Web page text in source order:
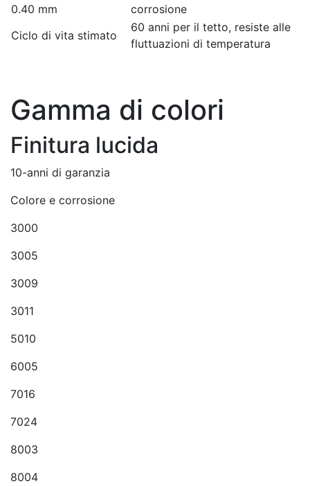
0.40 mm
corrosione
Ciclo di vita stimato
60 anni per il tetto, resiste alle
fluttuazioni di temperatura
Gamma di colori
Finitura lucida
10-anni di garanzia
Colore e corrosione
3000
3005
3009
3011
5010
6005
7016
7024
8003
8004